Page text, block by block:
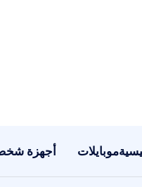
موبايلات أجهزة